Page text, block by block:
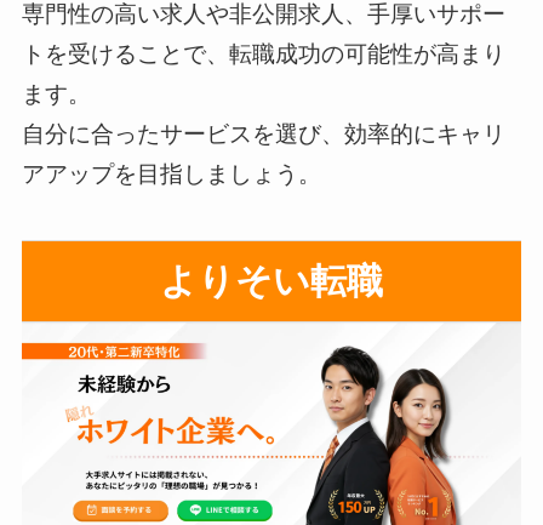
専門性の高い求人や非公開求人、手厚いサポー
トを受けることで、転職成功の可能性が高まり
ます。
自分に合ったサービスを選び、効率的にキャリ
アアップを目指しましょう。
よりそい転職